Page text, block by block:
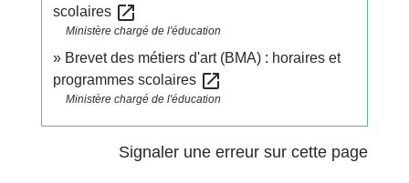
scolaires open_in_new
Ministère chargé de l'éducation
Brevet des métiers d'art (BMA) : horaires et
programmes scolaires open_in_new
Ministère chargé de l'éducation
Signaler une erreur sur cette page